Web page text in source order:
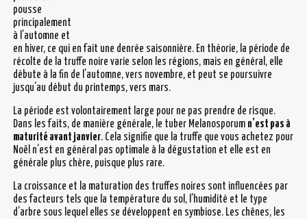
pousse
principalement
à l’automne et
en hiver, ce qui en fait une denrée saisonnière. En théorie, la période de
récolte de la truffe noire varie selon les régions, mais en général, elle
débute à la fin de l’automne, vers novembre, et peut se poursuivre
jusqu’au début du printemps, vers mars.
La période est volontairement large pour ne pas prendre de risque.
Dans les faits, de manière générale, le tuber Melanosporum n’est pas à
maturité avant janvier. Cela signifie que la truffe que vous achetez pour
Noël n’est en général pas optimale à la dégustation et elle est en
générale plus chère, puisque plus rare.
La croissance et la maturation des truffes noires sont influencées par
des facteurs tels que la température du sol, l’humidité et le type
d’arbre sous lequel elles se développent en symbiose. Les chênes, les